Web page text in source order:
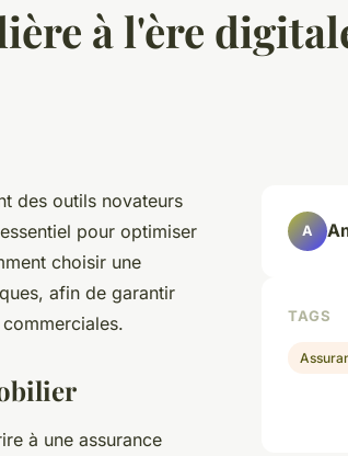
à l'ère
des outils novateurs
pour optimiser
choisir une
afin de garantir
à une assurance
A
TAGS